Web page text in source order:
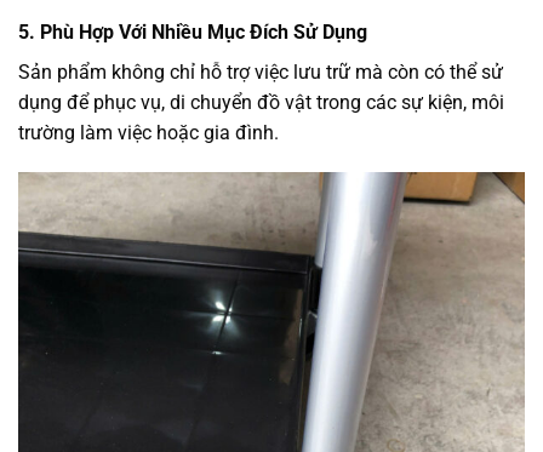
5. Phù Hợp Với Nhiều Mục Đích Sử Dụng
Sản phẩm không chỉ hỗ trợ việc lưu trữ mà còn có thể sử
dụng để phục vụ, di chuyển đồ vật trong các sự kiện, môi
trường làm việc hoặc gia đình.